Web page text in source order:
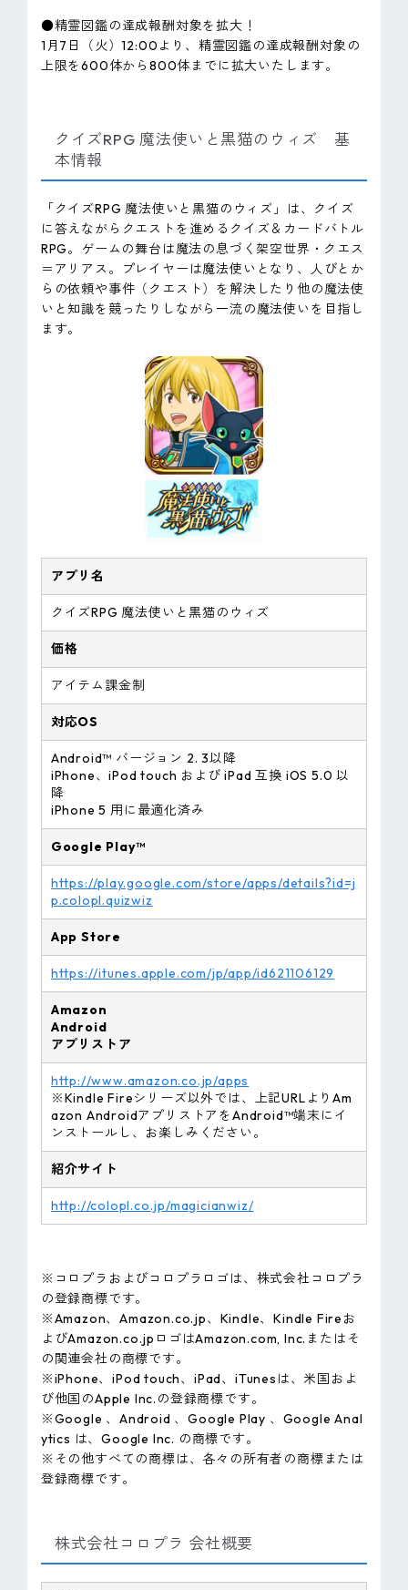
●精霊図鑑の達成報酬対象を拡大！
1月7日（火）12:00より、精霊図鑑の達成報酬対象の
上限を600体から800体までに拡大いたします。
クイズRPG 魔法使いと黒猫のウィズ 基
本情報
「クイズRPG 魔法使いと黒猫のウィズ」は、クイズ
に答えながらクエストを進めるクイズ＆カードバトル
RPG。ゲームの舞台は魔法の息づく架空世界・クエス
＝アリアス。プレイヤーは魔法使いとなり、人びとか
らの依頼や事件（クエスト）を解決したり他の魔法使
いと知識を競ったりしながら一流の魔法使いを目指し
ます。
アプリ名
クイズRPG 魔法使いと黒猫のウィズ
価格
アイテム課金制
対応OS
Android™ バージョン 2. 3以降
iPhone、iPod touch および iPad 互換 iOS 5.0 以
降
iPhone 5 用に最適化済み
Google Play™
https://play.google.com/store/apps/details?id=j
p.colopl.quizwiz
App Store
https://itunes.apple.com/jp/app/id621106129
Amazon
Android
アプリストア
http://www.amazon.co.jp/apps
※Kindle Fireシリーズ以外では、上記URLよりAm
azon AndroidアプリストアをAndroid™端末にイ
ンストールし、お楽しみください。
紹介サイト
http://colopl.co.jp/magicianwiz/
※コロプラおよびコロプラロゴは、株式会社コロプラ
の登録商標です。
※Amazon、Amazon.co.jp、Kindle、Kindle Fireお
よびAmazon.co.jpロゴはAmazon.com, Inc.またはそ
の関連会社の商標です。
※iPhone、iPod touch、iPad、iTunesは、米国およ
び他国のApple Inc.の登録商標です。
※Google 、Android 、Google Play 、Google Anal
ytics は、Google Inc. の商標です。
※その他すべての商標は、各々の所有者の商標または
登録商標です。
株式会社コロプラ 会社概要